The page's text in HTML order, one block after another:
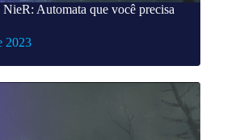
NieR: Automata que você precisa
2023